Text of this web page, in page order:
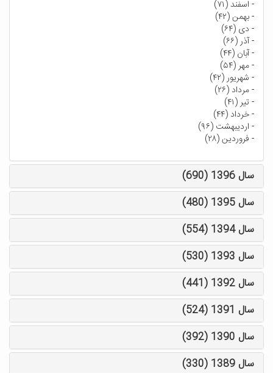
- اسفند (۷۱)
-بهمن (۴۲)
- دی (۶۴)
-آذر (۶۶)
-آبان (۴۴)
-مهر (۵۴)
- شهریور (۴۲)
-مرداد (۲۶)
-تیر (۴۱)
-خرداد (۴۴)
- اردیبهشت (۹۶)
- فروردین (۲۸)
سال 1396 (690)
سال 1395 (480)
سال 1394 (554)
سال 1393 (530)
سال 1392 (441)
سال 1391 (524)
سال 1390 (392)
سال 1389 (330)